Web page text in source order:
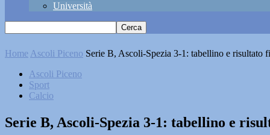
Università
Home Ascoli Piceno Serie B, Ascoli-Spezia 3-1: tabellino e risultato
Ascoli Piceno
Sport
Calcio
Serie B, Ascoli-Spezia 3-1: tabellino e